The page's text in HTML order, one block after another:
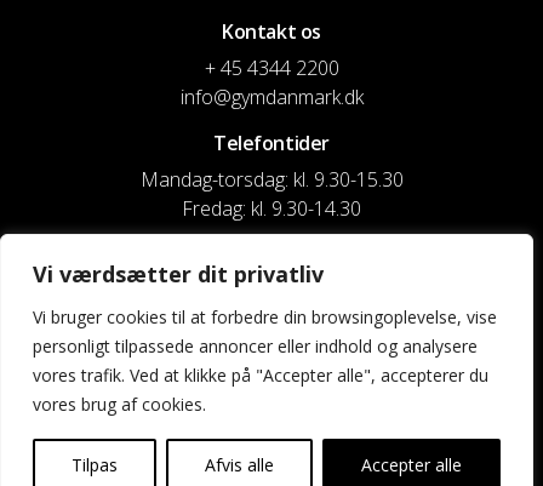
Vi værdsætter dit privatliv
Vi bruger cookies til at forbedre din browsingoplevelse, vise
personligt tilpassede annoncer eller indhold og analysere
vores trafik. Ved at klikke på "Accepter alle", accepterer du
vores brug af cookies.
Tilpas Afvis alle Accepter alle
Kontakt os
+ 45 4344 2200
info@gymdanmark.dk
Telefontider
Mandag-torsdag: kl. 9.30-15.30
Fredag: kl. 9.30-14.30
CVR nr. 20916818
Reg. & Kontonr.: 4180 3119119022
Privatlivspolitik og cookies
Kontakt os